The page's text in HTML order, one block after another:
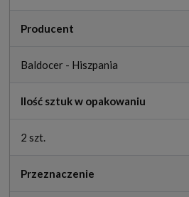
Producent
Baldocer - Hiszpania
Ilość sztuk w opakowaniu
2 szt.
Przeznaczenie